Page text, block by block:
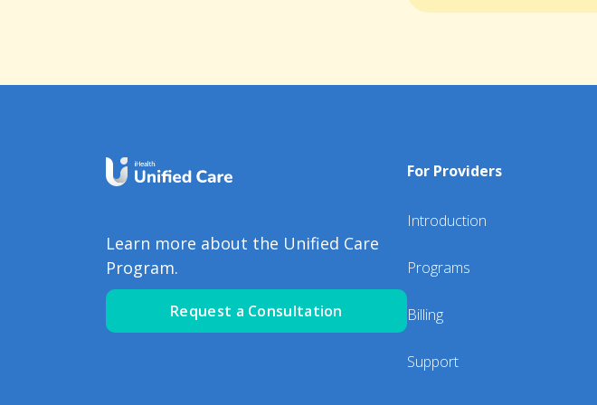
Learn more about the Unified Care
Program.
Request a Consultation
For Providers
Introduction
Programs
Billing
Support